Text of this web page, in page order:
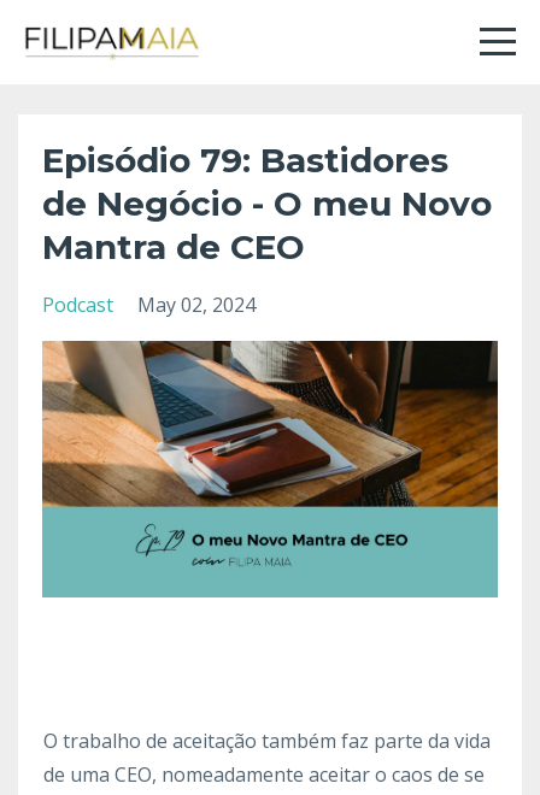
Episódio 79: Bastidores
de Negócio - O meu Novo
Mantra de CEO
Podcast May 02, 2024
O trabalho de aceitação também faz parte da vida
de uma CEO, nomeadamente aceitar o caos de se